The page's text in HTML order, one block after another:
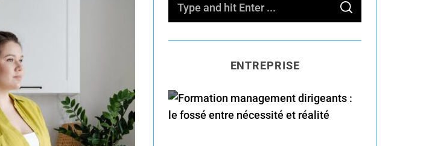
f
o
S
A
C
ENTREPRISE